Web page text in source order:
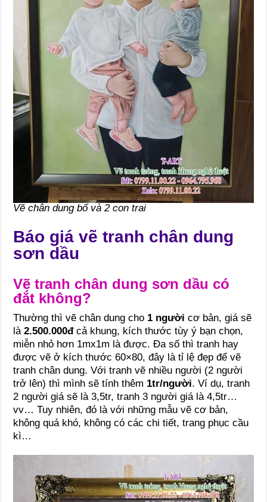
Vẽ chân dung bố và 2 con trai
Báo giá vẽ tranh chân dung
sơn dầu
Vẽ tranh chân dung sơn dầu có
đắt không?
Thường thì vẽ chân dung cho 1 người cơ bản, giá sẽ
là2.500.000đcả khung, kích thước tùy ý bạn chọn,
miễn nhỏ hơn 1mx1m là được. Đa số thì tranh hay
được vẽ ở kích thước 60×80, đây là tỉ lệ đẹp để vẽ
tranh chân dung. Với tranh vẽ nhiều người (2 người
trở lên) thì mình sẽ tính thêm 1tr/người. Ví dụ, tranh
2 người giá sẽ là 3,5tr, tranh 3 người giá là 4,5tr…
vv… Tuy nhiên, đó là với những mẫu vẽ cơ bản,
không quá khó, không có các chi tiết, trang phục cầu
kì…